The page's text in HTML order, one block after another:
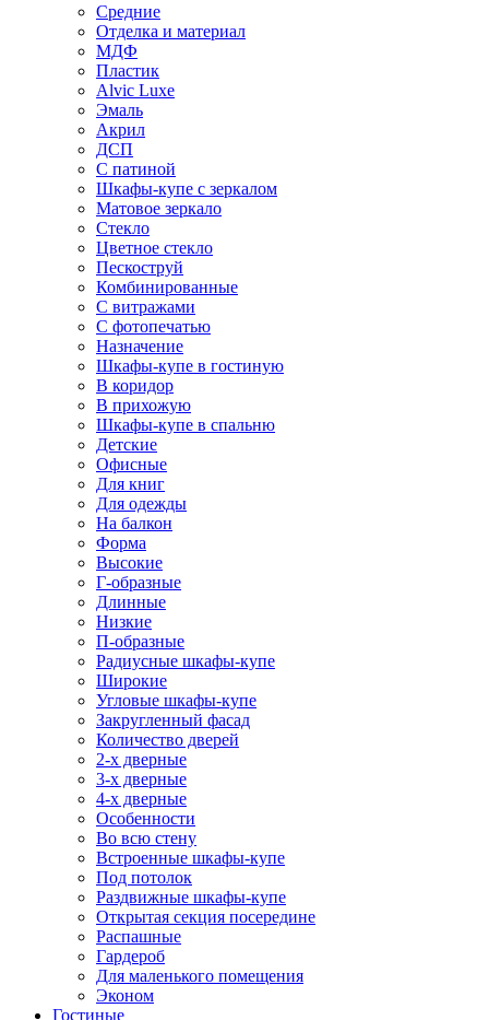
Средние
Отделка и материал
МДФ
Пластик
Alvic Luxe
Эмаль
Акрил
ДСП
С патиной
Шкафы-купе с зеркалом
Матовое зеркало
Стекло
Цветное стекло
Пескоструй
Комбинированные
С витражами
С фотопечатью
Назначение
Шкафы-купе в гостиную
В коридор
В прихожую
Шкафы-купе в спальню
Детские
Офисные
Для книг
Для одежды
На балкон
Форма
Высокие
Г-образные
Длинные
Низкие
П-образные
Радиусные шкафы-купе
Широкие
Угловые шкафы-купе
Закругленный фасад
Количество дверей
2-х дверные
3-х дверные
4-х дверные
Особенности
Во всю стену
Встроенные шкафы-купе
Под потолок
Раздвижные шкафы-купе
Открытая секция посередине
Распашные
Гардероб
Для маленького помещения
Эконом
Гостиные